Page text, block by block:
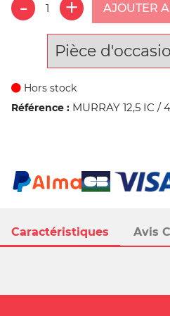
Caractéristiques Avis
AJOUTER
Pièce
Hors stock
Référence : MURRAY 12,5 IC /